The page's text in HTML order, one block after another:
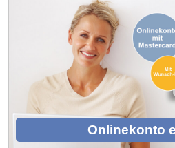
Onlinekonto